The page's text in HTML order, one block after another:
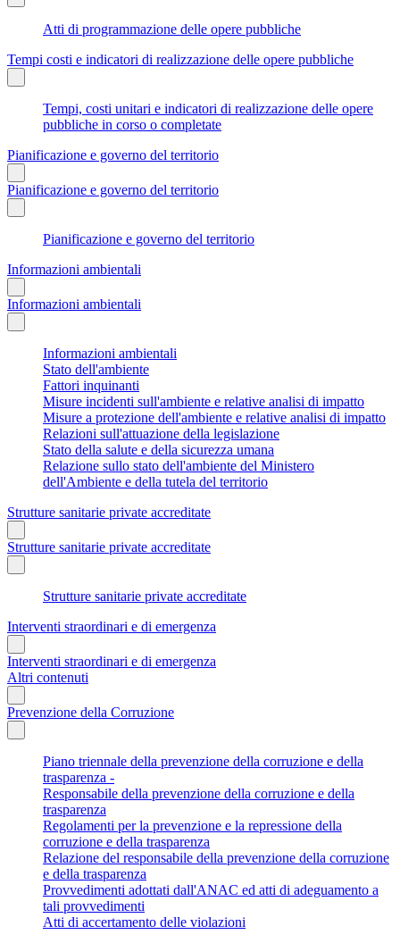
Atti di programmazione delle opere pubbliche
Tempi costi e indicatori di realizzazione delle opere pubbliche
Tempi, costi unitari e indicatori di realizzazione delle opere
pubbliche in corso o completate
Pianificazione e governo del territorio
Pianificazione e governo del territorio
Pianificazione e governo del territorio
Informazioni ambientali
Informazioni ambientali
Informazioni ambientali
Stato dell'ambiente
Fattori inquinanti
Misure incidenti sull'ambiente e relative analisi di impatto
Misure a protezione dell'ambiente e relative analisi di impatto
Relazioni sull'attuazione della legislazione
Stato della salute e della sicurezza umana
Relazione sullo stato dell'ambiente del Ministero
dell'Ambiente e della tutela del territorio
Strutture sanitarie private accreditate
Strutture sanitarie private accreditate
Strutture sanitarie private accreditate
Interventi straordinari e di emergenza
Interventi straordinari e di emergenza
Altri contenuti
Prevenzione della Corruzione
Piano triennale della prevenzione della corruzione e della
trasparenza -
Responsabile della prevenzione della corruzione e della
trasparenza
Regolamenti per la prevenzione e la repressione della
corruzione e della trasparenza
Relazione del responsabile della prevenzione della corruzione
e della trasparenza
Provvedimenti adottati dall'ANAC ed atti di adeguamento a
tali provvedimenti
Atti di accertamento delle violazioni